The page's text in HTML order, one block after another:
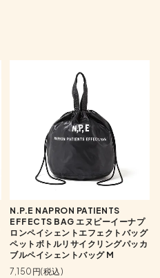
N.P.E NAPRON PATIENTS
EFFECTS BAG エヌピーイーナプ
ロンペイシェントエフェクトバッグ
ペットボトルリサイクリングパッカ
ブルペイシェントバッグ M
7,150円(税込)